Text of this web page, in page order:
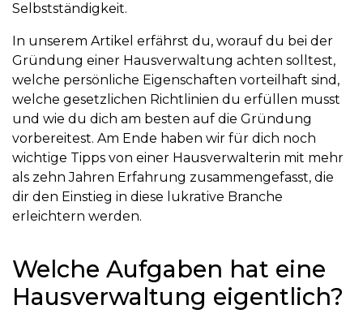
Selbstständigkeit.
In unserem Artikel erfährst du, worauf du bei der
Gründung einer Hausverwaltung achten solltest,
welche persönliche Eigenschaften vorteilhaft sind,
welche gesetzlichen Richtlinien du erfüllen musst
und wie du dich am besten auf die Gründung
vorbereitest. Am Ende haben wir für dich noch
wichtige Tipps von einer Hausverwalterin mit mehr
als zehn Jahren Erfahrung zusammengefasst, die
dir den Einstieg in diese lukrative Branche
erleichtern werden.
Welche Aufgaben hat eine
Hausverwaltung eigentlich?